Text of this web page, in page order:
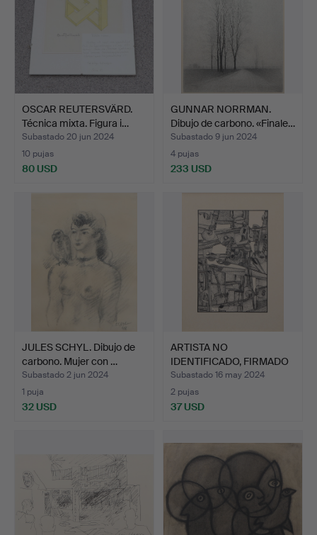
OSCAR REUTERSVÄRD.
Técnica mixta. Figura i…
Subastado 20 jun 2024
10 pujas
80 USD
GUNNAR NORRMAN.
Dibujo de carbono. «Finale…
Subastado 9 jun 2024
4 pujas
233 USD
JULES SCHYL. Dibujo de
carbono. Mujer con …
Subastado 2 jun 2024
1 puja
32 USD
ARTISTA NO
IDENTIFICADO, FIRMADO
B.A. -75.…
Subastado 16 may 2024
2 pujas
37 USD